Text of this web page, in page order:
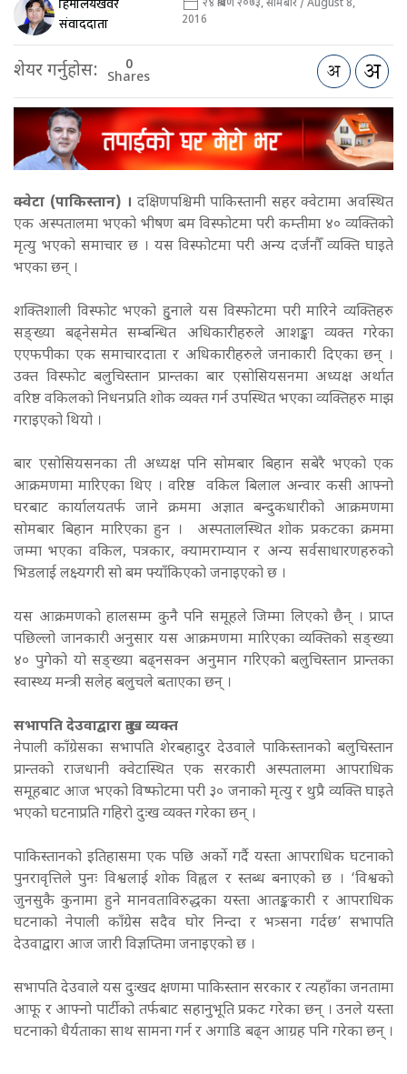
संवाददाता
२४ श्रावण २०७३, सोमबार / August 8,
2016
शेयर गर्नुहोस: 0
Shares
क्वेटा (पाकिस्तान) । दक्षिणपश्चिमी पाकिस्तानी सहर क्वेटामा अवस्थित
एक अस्पतालमा भएको भीषण बम विस्फोटमा परी कम्तीमा ४० व्यक्तिको
मृत्यु भएको समाचार छ । यस विस्फोटमा परी अन्य दर्जनौँ व्यक्ति घाइते
भएका छन् ।
शक्तिशाली विस्फोट भएको हुृनाले यस विस्फोटमा परी मारिने व्यक्तिहरु
सङ्ख्या बढ्नेसमेत सम्बन्धित अधिकारीहरुले आशङ्का व्यक्त गरेका
एएफपीका एक समाचारदाता र अधिकारीहरुले जनाकारी दिएका छन् ।
उक्त विस्फोट बलुचिस्तान प्रान्तका बार एसोसियसनमा अध्यक्ष अर्थात
वरिष्ठ वकिलको निधनप्रति शोक व्यक्त गर्न उपस्थित भएका व्यक्तिहरु माझ
गराइएको थियो ।
बार एसोसियसनका ती अध्यक्ष पनि सोमबार बिहान सबेरै भएको एक
आक्रमणमा मारिएका थिए । वरिष्ठ वकिल बिलाल अन्वार कसी आफ्नो
घरबाट कार्यालयतर्फ जाने क्रममा अज्ञात बन्दुकधारीको आक्रमणमा
सोमबार बिहान मारिएका हुन । अस्पतालस्थित शोक प्रकटका क्रममा
जम्मा भएका वकिल, पत्रकार, क्यामराम्यान र अन्य सर्वसाधारणहरुको
भिडलाई लक्ष्यगरी सो बम फ्याँकिएको जनाइएको छ ।
यस आक्रमणको हालसम्म कुनै पनि समूहले जिम्मा लिएको छैन् । प्राप्त
पछिल्लो जानकारी अनुसार यस आक्रमणमा मारिएका व्यक्तिको सङ्ख्या
४० पुगेको यो सङ्ख्या बढ्नसक्न अनुमान गरिएको बलुचिस्तान प्रान्तका
स्वास्थ्य मन्त्री सलेह बलुचले बताएका छन् ।
सभापति देउवाद्वारा दुःख व्यक्त
नेपाली काँग्रेसका सभापति शेरबहादुर देउवाले पाकिस्तानको बलुचिस्तान
प्रान्तको राजधानी क्वेटास्थित एक सरकारी अस्पतालमा आपराधिक
समूहबाट आज भएको विष्फोटमा परी ३० जनाको मृत्यु र थुप्रै व्यक्ति घाइते
भएको घटनाप्रति गहिरो दुःख व्यक्त गरेका छन् ।
पाकिस्तानको इतिहासमा एक पछि अर्को गर्दै यस्ता आपराधिक घटनाको
पुनरावृत्तिले पुनः विश्वलाई शोक विह्वल र स्तब्ध बनाएको छ । ‘विश्वको
जुनसुकै कुनामा हुने मानवताविरुद्धका यस्ता आतङ्ककारी र आपराधिक
घटनाको नेपाली काँग्रेस सदैव घोर निन्दा र भत्र्सना गर्दछ’ सभापति
देउवाद्वारा आज जारी विज्ञप्तिमा जनाइएको छ ।
सभापति देउवाले यस दुःखद क्षणमा पाकिस्तान सरकार र त्यहाँका जनतामा
आफू र आफ्नो पार्टीको तर्फबाट सहानुभूति प्रकट गरेका छन् । उनले यस्ता
घटनाको धैर्यताका साथ सामना गर्न र अगाडि बढ्न आग्रह पनि गरेका छन् ।